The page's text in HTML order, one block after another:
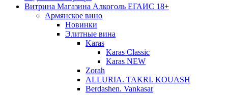
Витрина Магазина Алкоголь ЕГАИС 18+
Армянское вино
Новинки
Элитные вина
Karas
Karas Classic
Karas NEW
Zorah
ALLURIA. TAKRI. KOUASH
Berdashen. Vankasar